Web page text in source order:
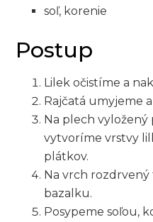
soľ, korenie
Postup
Lilek očistíme a
Rajčatá umyjeme
Na plech vyložený
vytvoríme vrstvy
plátkov.
Na ⁣vrch rozdrvený
bazalku.
Posypeme soľou,